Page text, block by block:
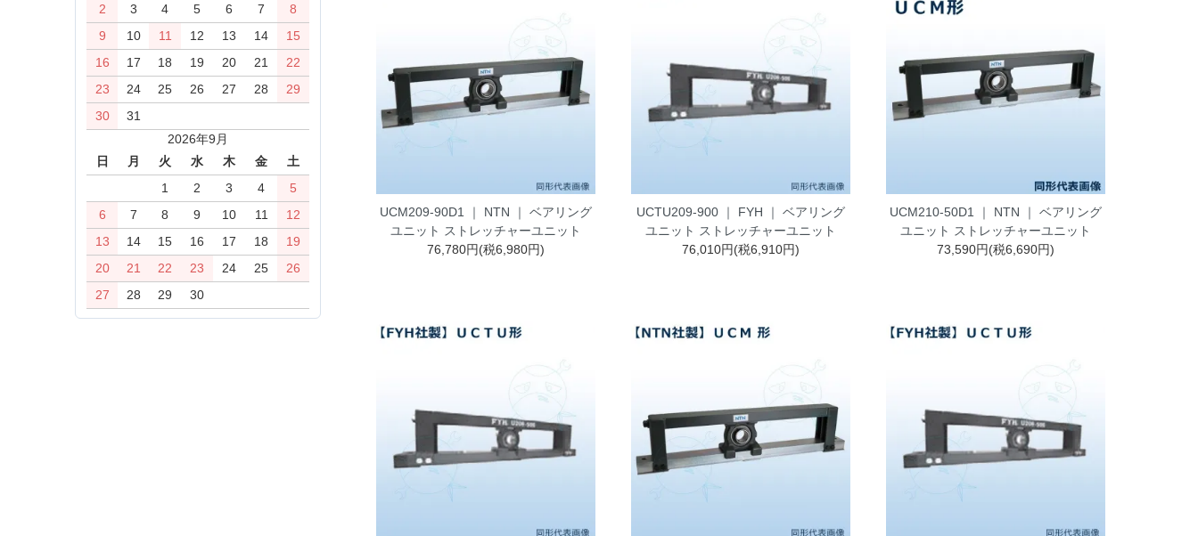
UCM209-90D1 ｜ NTN ｜ ベアリング
ユニット ストレッチャーユニット
76,780円(税6,980円)
UCTU209-900 ｜ FYH ｜ ベアリング
ユニット ストレッチャーユニット
76,010円(税6,910円)
UCM210-50D1 ｜ NTN ｜ ベアリング
ユニット ストレッチャーユニット
73,590円(税6,690円)
2
3 4 5 6 7
8
9
10 11 12 13 14
15
16
17 18 19 20 21
22
23
24 25 26 27 28
29
30
31
2026年9月
日
月 火 水 木 金
土
1
2 3 4
5
6
7 8 9 10 11
12
13
14 15 16 17 18
19
20
21 22 23 24 25
26
27
28 29 30